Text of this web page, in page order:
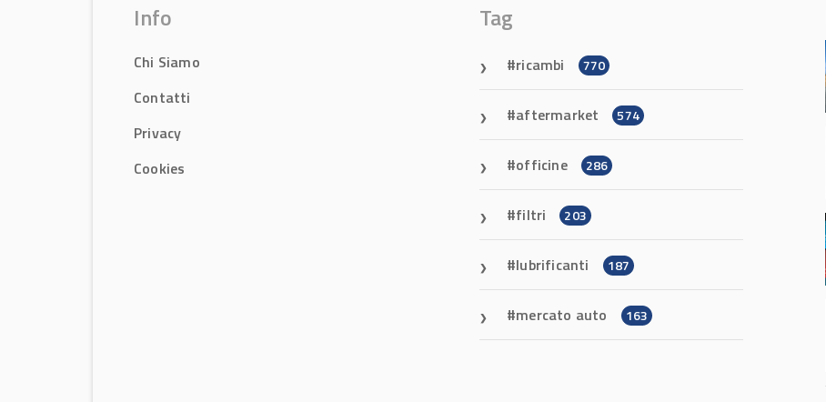
Info
Chi Siamo
Contatti
Privacy
Cookies
Tag
ricambi 770
aftermarket 574
officine 286
filtri 203
lubrificanti 187
mercato auto 163